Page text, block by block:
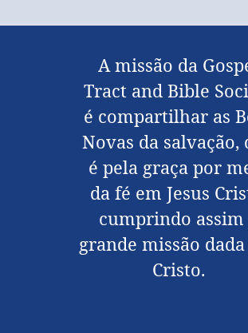
A missão da
Tract and Bible
é compartilhar as
Novas da salvação,
é pela graça por
da fé em Jesus
cumprindo assim
grande missão
Cristo.